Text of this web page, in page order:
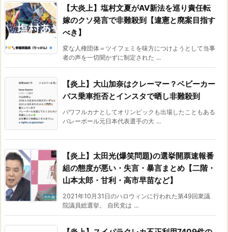
【大炎上】塩村文夏がAV新法を巡り責任転
嫁のクソ発言で非難殺到【違憲と廃案目指す
べき】
変な人権団体＝ツイフェミを味方につけようとして当事
者の声を一切聞かずに制定された ...
【炎上】大山加奈はクレーマー？ベビーカー
バス乗車拒否とインスタで晒し非難殺到
パワフルカナとしてオリンピックも出場したこともある
バレーボール元日本代表選手の大 ...
【炎上】太田光(爆笑問題)の選挙開票速報番
組の態度が悪い・失言・暴言まとめ【二階・
山本太郎・甘利・高市早苗など】
2021年10月31日のハロウィンに行われた第49回衆議
院議員総選挙。 自民党は ...